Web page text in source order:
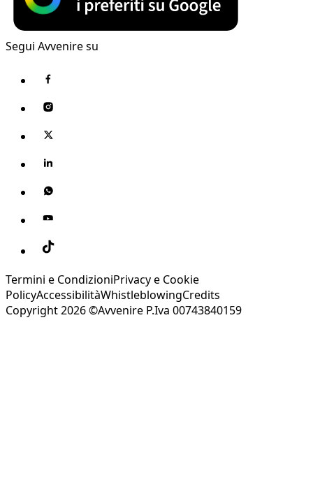
Segui Avvenire su
Termini e CondizioniPrivacy e Cookie
PolicyAccessibilitàWhistleblowingCredits
Copyright 2026 ©Avvenire P.Iva 00743840159